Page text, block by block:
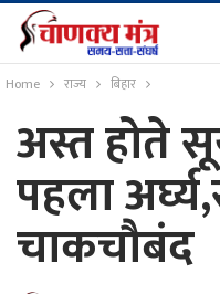
Home राज्य बिहार
अस्त होते
पहला
चाकचौबंद